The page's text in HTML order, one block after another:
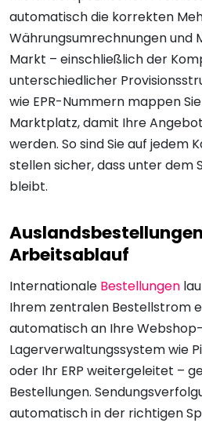
automatisch die korrekten
Währungsumrechnungen und
Markt – einschließlich der
unterschiedlicher
wie EPR-Nummern mappen
Marktplatz, damit Ihre
werden. So sind Sie auf jedem
stellen sicher, dass unter dem
bleibt.
Arbeitsablauf
Internationale Bestellungen
Ihrem zentralen Bestellstrom
automatisch an Ihre
Lagerverwaltungssystem wie
oder Ihr ERP weitergeleitet –
Bestellungen.
automatisch in der richtigen